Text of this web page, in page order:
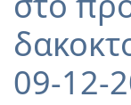
09-12-